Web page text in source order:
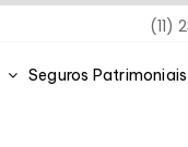
(11)
Seguros Patrimoniais